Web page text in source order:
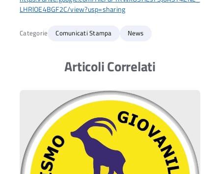
LHRlOE4BGF2C/view?usp=sharing
Categorie Comunicati Stampa News
Articoli Correlati